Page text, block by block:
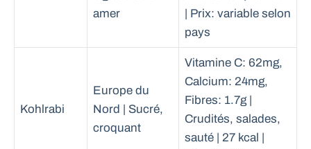
amer
| Prix: variable selon
pays
Kohlrabi
Europe du
Nord | Sucré,
croquant
Vitamine C: 62mg,
Calcium: 24mg,
Fibres: 1.7g |
Crudités, salades,
sauté | 27 kcal |